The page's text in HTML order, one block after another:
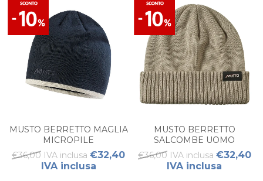
MUSTO BERRETTO MAGLIA
MICROPILE
€36,00 IVA inclusa €32,40
IVA inclusa
MUSTO BERRETTO
SALCOMBE UOMO
€36,00 IVA inclusa €32,40
IVA inclusa